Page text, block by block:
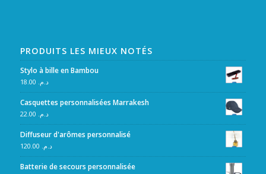
PRODUITS LES MIEUX NOTÉS
Stylo à bille en Bambou
د.م.
Casquettes personnalisées Marrakesh
د.م.
Diffuseur d'arômes personnalisé
د.م.
Batterie de secours personnalisée